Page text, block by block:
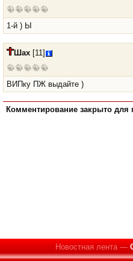
1-й ) Ы
Шах [11]
ВИПку ПЖ выдайте )
Комментирование закрыто для
Новостная лента —